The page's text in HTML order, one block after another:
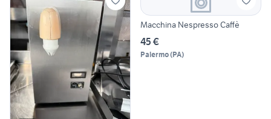
Macchina Nespresso Caffè
45 €
Palermo(PA)